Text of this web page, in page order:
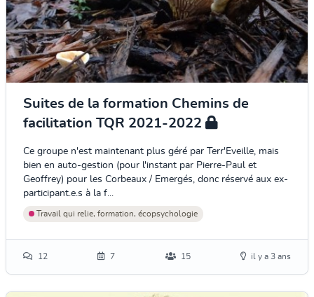
Suites de la formation Chemins de
facilitation TQR 2021-2022
Ce groupe n'est maintenant plus géré par Terr'Eveille, mais
bien en auto-gestion (pour l'instant par Pierre-Paul et
Geoffrey) pour les Corbeaux / Emergés, donc réservé aux ex-
participant.e.s à la f...
Travail qui relie, formation, écopsychologie
12 7 15 il y a 3 ans